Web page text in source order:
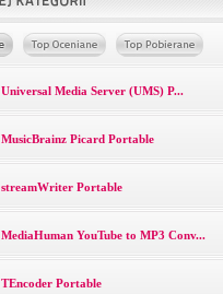
Universal Media Server (UMS) P...
MusicBrainz Picard Portable
streamWriter Portable
MediaHuman YouTube to MP3 Conv...
TEncoder Portable